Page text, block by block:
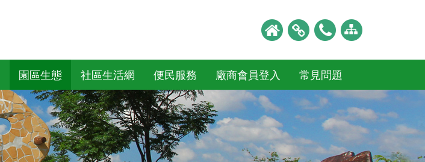
園區生態 社區生活網 便民服務 廠商會員登入 常見問題